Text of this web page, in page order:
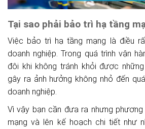
Tại sao phải bảo trì hạ tầng
Việc bảo trì hạ tầng mạng là điều
doanh nghiệp. Trong quá trình vận
đôi khi không tránh khỏi được
gây ra ảnh hưởng không nhỏ đến
doanh nghiệp.
Vì vậy bạn cần đưa ra nhưng
mạng và lên kế hoạch chi tiết như